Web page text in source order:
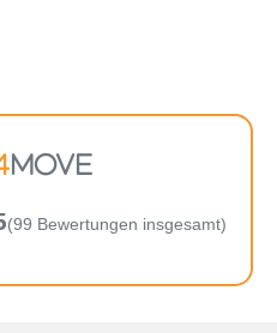
MOVE
(99 Bewertungen insgesamt)